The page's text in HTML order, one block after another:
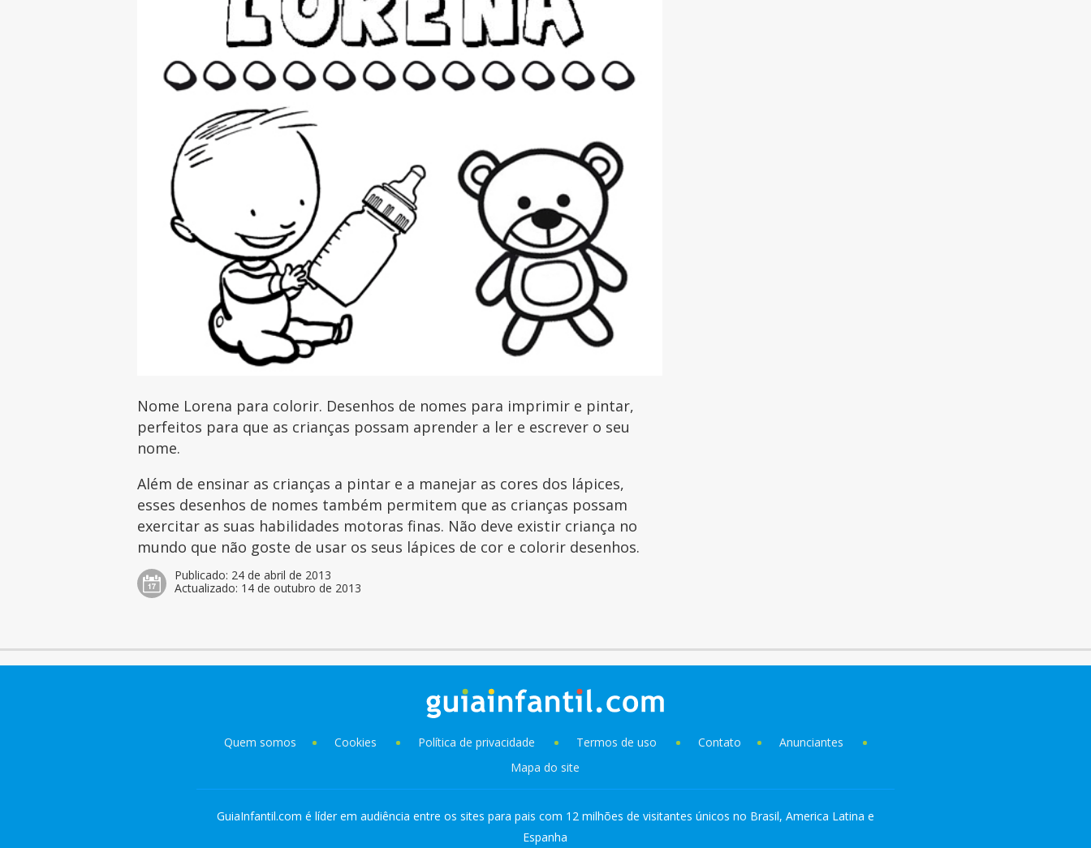
Nome Lorena para colorir. Desenhos de nomes para imprimir e pintar,
perfeitos para que as crianças possam aprender a ler e escrever o seu
nome.
Além de ensinar as crianças a pintar e a manejar as cores dos lápices,
esses desenhos de nomes também permitem que as crianças possam
exercitar as suas habilidades motoras finas. Não deve existir criança no
mundo que não goste de usar os seus lápices de cor e colorir desenhos.
Publicado: 24 de abril de 2013
Actualizado: 14 de outubro de 2013
Quem somos Cookies Política de privacidade Termos de uso Contato
Anunciantes
Mapa do site
GuiaInfantil.com é líder em audiência entre os sites para pais com 12 milhões de visitantes únicos no Brasil, America Latina e
Espanha